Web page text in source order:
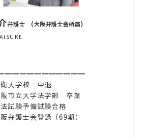
弁護士 (大阪弁護士会所属)
大学校 中退
市立大学法学部 卒業
試験予備試験合格
護士会登録（69期）